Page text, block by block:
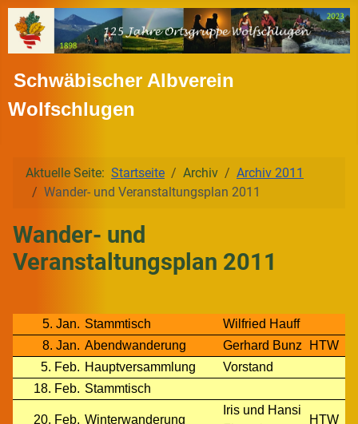
Schwäbischer Albverein
Wolfschlugen
Aktuelle Seite: Startseite Archiv
Archiv 2011
Wander- und Veranstaltungsplan 2011
Wander- und
Veranstaltungsplan 2011
5. Jan. Stammtisch
Wilfried Hauff
8. Jan. Abendwanderung Gerhard Bunz
HTW
5. Feb. Hauptversammlung
Vorstand
18. Feb. Stammtisch
20. Feb. Winterwanderung
Iris und Hansi
HTW